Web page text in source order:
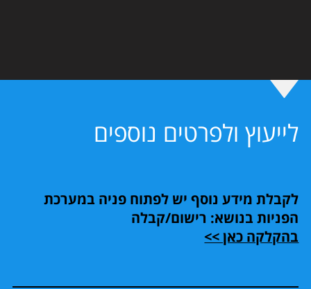
לייעוץ ולפרטים נוספים
לקבלת מידע נוסף יש לפתוח פניה במערכת
הפניות בנושא: רישום/קבלה
בהקלקה כאן >>